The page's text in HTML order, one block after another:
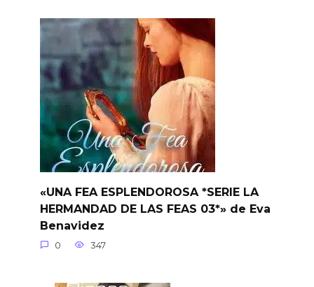
«UNA FEA ESPLENDOROSA *SERIE LA
HERMANDAD DE LAS FEAS 03*» de Eva
Benavidez
0 347